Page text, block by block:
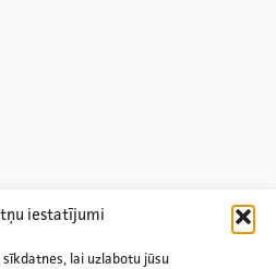
iestatījumi
lai uzlabotu jūsu